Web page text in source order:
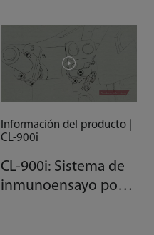
Información del producto |
CL-900i
CL-900i: Sistema de
inmunoensayo por